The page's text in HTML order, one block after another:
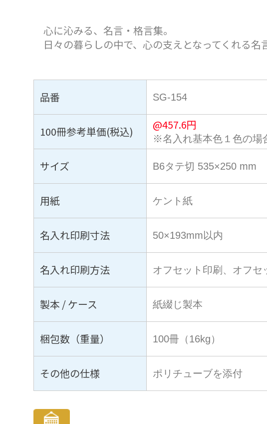
心に沁みる、名言・格言集。
日々の暮らしの中で、心の支えとなってくれる名
品番 SG-154
100冊参考単価(税込) @457.6円
※名入れ基本色１色の場
サイズ B6タテ切 535×250 mm
用紙 ケント紙
名入れ印刷寸法 50×193mm以内
名入れ印刷方法 オフセット印刷、オフセ
製本 / ケース 紙綴じ製本
梱包数（重量） 100冊（16kg）
その他の仕様 ポリチューブを添付